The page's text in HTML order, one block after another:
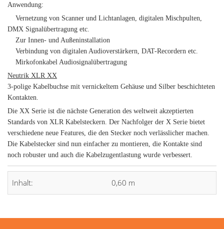
Anwendung:
Vernetzung von Scanner und Lichtanlagen, digitalen Mischpulten,
DMX Signalübertragung etc.
Zur Innen- und Außeninstallation
Verbindung von digitalen Audioverstärkern, DAT-Recordern etc.
Mirkofonkabel Audiosignalübertragung
Neutrik XLR XX
3-polige Kabelbuchse mit vernickeltem Gehäuse und Silber beschichteten
Kontakten.
Die XX Serie ist die nächste Generation des weltweit akzeptierten
Standards von XLR Kabelsteckern. Der Nachfolger der X Serie bietet
verschiedene neue Features, die den Stecker noch verlässlicher machen.
Die Kabelstecker sind nun einfacher zu montieren, die Kontakte sind
noch robuster und auch die Kabelzugentlastung wurde verbessert.
Inhalt: 0,60 m